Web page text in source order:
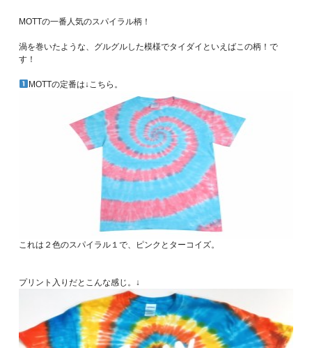
MOTTの一番人気のスパイラル柄！
渦を巻いたような、グルグルした模様でタイダイといえばこの柄！で
す！
MOTTの定番は↓こちら。
これは２色のスパイラル１で、ピンクとターコイズ。
プリント入りだとこんな感じ。↓